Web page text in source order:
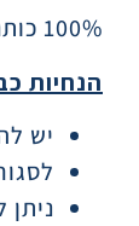
100% כותנה
הנחיות
יש
ניתן